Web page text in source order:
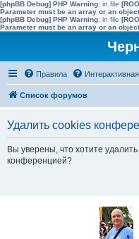
[phpBB Debug] PHP Warning: in file
Parameter must be an array or an
[phpBB Debug] PHP Warning: in file
Parameter must be an array or an
Правила
Список форумов
Удалить cookies
Вы уверены, что хотите
конференцией?